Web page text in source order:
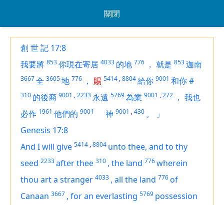
關閉
創 世 記 17:8
我要將 853你現在寄居 4033 的地 776 ， 就是 853迦南
3667全 3605地 776 ， 賜 5414 ,8804給你 9001 和你#
310 的後裔 9001 ,2233 永遠 5769為業 9001 ,272 ， 我也
必作 1961 他們的 9001 神 9001 ,430 。
」
Genesis 17:8
And I will give 5414 ,8804 unto thee, and to thy
seed 2233after thee 310 , the land 776wherein
thou art a stranger 4033 , all the land 776of
Canaan 3667 , for an everlasting 5769 possession